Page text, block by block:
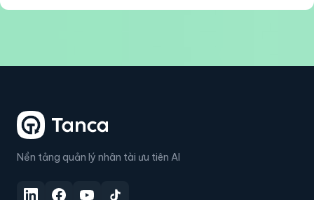
Nền tảng quản lý nhân tài ưu tiên AI